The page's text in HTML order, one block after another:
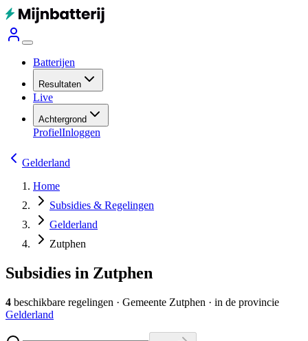
Batterijen
Resultaten
Live
Achtergrond
ProfielInloggen
Gelderland
Home
Subsidies & Regelingen
Gelderland
Zutphen
Subsidies in Zutphen
4 beschikbare regelingen · Gemeente Zutphen · in de provincie
Gelderland